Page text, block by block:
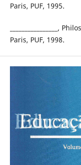
Paris, PUF, 1995.
________________,
Paris, PUF, 1998.